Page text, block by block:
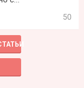
50